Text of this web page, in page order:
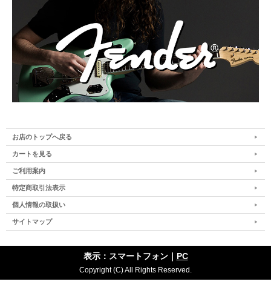
お店のトップへ戻る
カートを見る
ご利用案内
特定商取引法表示
個人情報の取扱い
サイトマップ
表示：スマートフォン｜ PC
Copyright (C) All Rights Reserved.